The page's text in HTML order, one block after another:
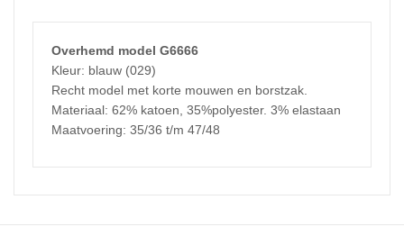
Overhemd model G6666
Kleur: blauw (029)
Recht model met korte mouwen en borstzak.
Materiaal: 62% katoen, 35%polyester. 3% elastaan
Maatvoering: 35/36 t/m 47/48